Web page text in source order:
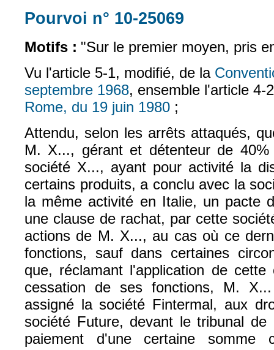
Pourvoi n° 10-25069
Motifs : "Sur le premier moyen, pris
Vu l'article 5-1, modifié, de la
septembre 1968 (le lien est externe)
, ensemble l'article 4-
Rome, du 19 juin 1980 (le lien est externe)
;
Attendu, selon les arrêts attaqués,
M. X..., gérant et détenteur de
société X..., ayant pour activité la
certains produits, a conclu avec la
la même activité en Italie, un pacte
une clause de rachat, par cette
actions de M. X..., au cas où ce
fonctions, sauf dans certaines
que, réclamant l'application de
cessation de ses fonctions, M.
assigné la société Fintermal, aux
société Future, devant le tribunal
paiement d'une certaine somme